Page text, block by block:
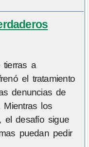
a
el tratamiento
denuncias de
los
el desafío sigue
puedan pedir